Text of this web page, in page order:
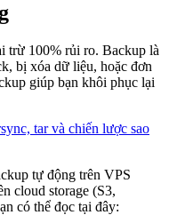
trừ 100% rủi ro. Backup là
bị xóa dữ liệu, hoặc đơn
giúp bạn khôi phục lại
tar và chiến lược sao
tự động trên VPS
cloud storage (S3,
có thể đọc tại đây: